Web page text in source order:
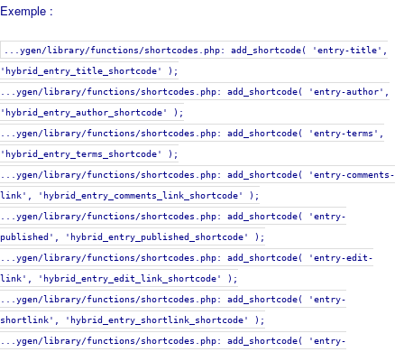
Exemple :
...ygen/library/functions/shortcodes.php: add_shortcode( 'entry-title',
'hybrid_entry_title_shortcode' );
...ygen/library/functions/shortcodes.php: add_shortcode( 'entry-author',
'hybrid_entry_author_shortcode' );
...ygen/library/functions/shortcodes.php: add_shortcode( 'entry-terms',
'hybrid_entry_terms_shortcode' );
...ygen/library/functions/shortcodes.php: add_shortcode( 'entry-comments-
link', 'hybrid_entry_comments_link_shortcode' );
...ygen/library/functions/shortcodes.php: add_shortcode( 'entry-
published', 'hybrid_entry_published_shortcode' );
...ygen/library/functions/shortcodes.php: add_shortcode( 'entry-edit-
link', 'hybrid_entry_edit_link_shortcode' );
...ygen/library/functions/shortcodes.php: add_shortcode( 'entry-
shortlink', 'hybrid_entry_shortlink_shortcode' );
...ygen/library/functions/shortcodes.php: add_shortcode( 'entry-